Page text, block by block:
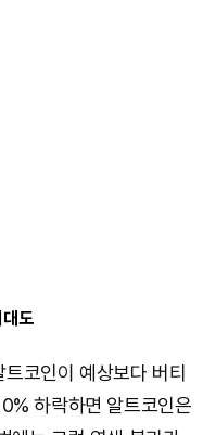
도
코인이 예상보다 버티
하락하면 알트코인은